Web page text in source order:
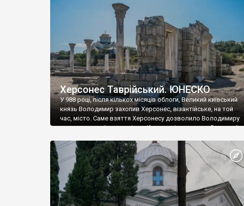
візантійської доби. Раритети викрадені з фондів об’єкту
культурної спадщини ЮНЕСКО «Херсонеса Таврійського».
Офіційно – на виставку «Золото Візантії», але експерти та
влада в Україні вважають це лише […]
Херсонес Таврійський. ЮНЕСКО
У 988 році, після кількох місяців облоги, Великий київський
князь Володимир захопив Херсонес, візантійське, на той
час, місто. Саме взяття Херсонесу дозволило Володимиру
диктувати свої умови візантійському імператору Василю ІІ,
Херсонесі Володимир-язичник, став Василем-
християнином. А потім було Хрещення Русі. На честь
Херсонесу Таврійського названо місто […]